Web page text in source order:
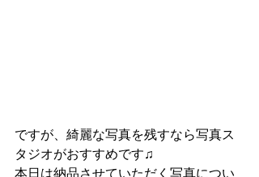
ですが、綺麗な写真を残すなら写真ス
タジオがおすすめです♫
本日は納品させていただく写真につい